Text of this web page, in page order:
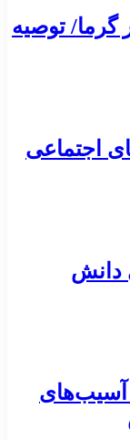
توصیه
اجتماعی
دانش
آسیب‌های